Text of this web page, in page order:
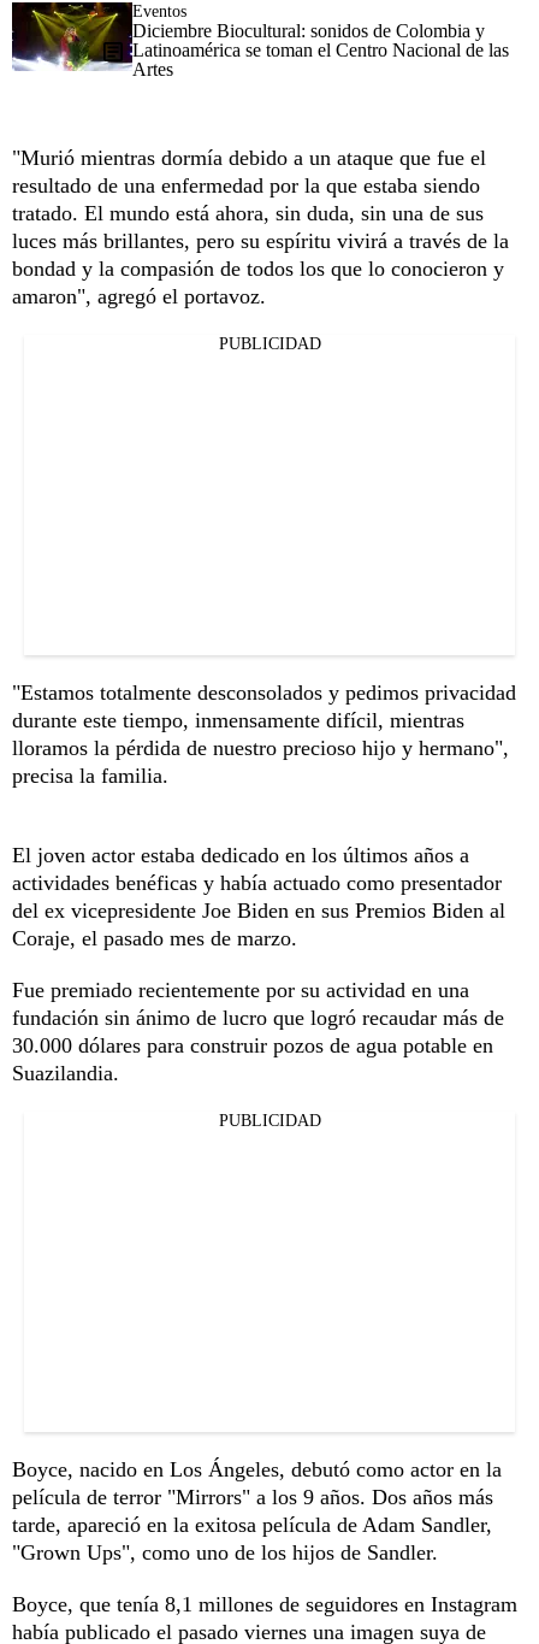
Eventos
Diciembre Biocultural: sonidos de Colombia y
Latinoamérica se toman el Centro Nacional de las
Artes
"Murió mientras dormía debido a un ataque que fue el
resultado de una enfermedad por la que estaba siendo
tratado. El mundo está ahora, sin duda, sin una de sus
luces más brillantes, pero su espíritu vivirá a través de la
bondad y la compasión de todos los que lo conocieron y
amaron", agregó el portavoz.
PUBLICIDAD
"Estamos totalmente desconsolados y pedimos privacidad
durante este tiempo, inmensamente difícil, mientras
lloramos la pérdida de nuestro precioso hijo y hermano",
precisa la familia.
El joven actor estaba dedicado en los últimos años a
actividades benéficas y había actuado como presentador
del ex vicepresidente Joe Biden en sus Premios Biden al
Coraje, el pasado mes de marzo.
Fue premiado recientemente por su actividad en una
fundación sin ánimo de lucro que logró recaudar más de
30.000 dólares para construir pozos de agua potable en
Suazilandia.
PUBLICIDAD
Boyce, nacido en Los Ángeles, debutó como actor en la
película de terror "Mirrors" a los 9 años. Dos años más
tarde, apareció en la exitosa película de Adam Sandler,
"Grown Ups", como uno de los hijos de Sandler.
Boyce, que tenía 8,1 millones de seguidores en Instagram
había publicado el pasado viernes una imagen suya de